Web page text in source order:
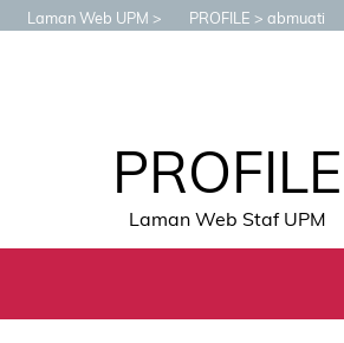
Laman Web UPM PROFILE abmuati
PROFILE
Laman Web Staf UPM